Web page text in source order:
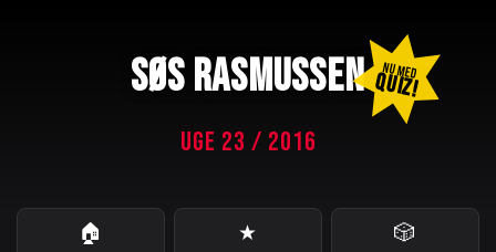
SØS RASMUSSEN NU MED
QUIZ!
UGE 23 / 2016
🏠
★
🎲